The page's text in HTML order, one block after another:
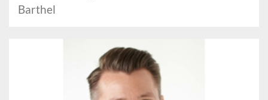
Barthel